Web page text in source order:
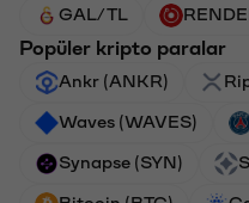
GAL/TL
Popüler kripto paralar
Ankr (ANKR)
Waves (WAVES)
Synapse (SYN)